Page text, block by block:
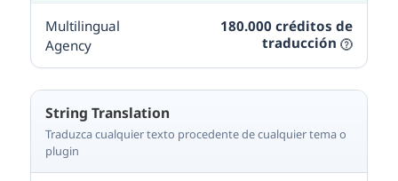
180.000 créditos de
traducción
String Translation
Traduzca cualquier texto procedente de cualquier tema o
plugin